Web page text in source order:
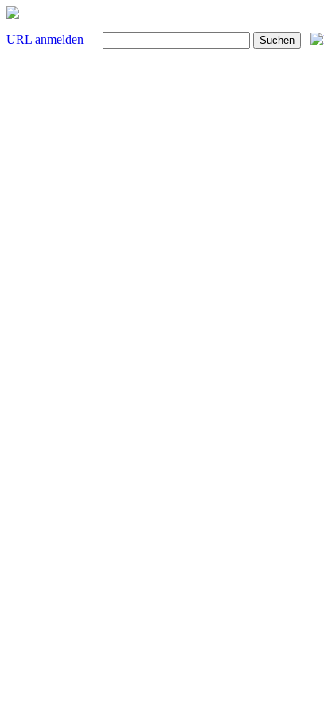
URL anmelden